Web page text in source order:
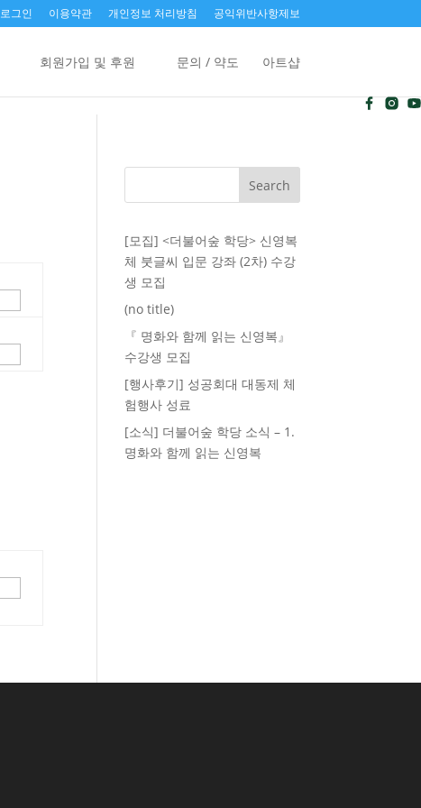
로그인 이용약관 개인정보 처리방침 공익위반사항제보
회원가입 및 후원 문의 / 약도 아트샵
[모집] <더불어숲 학당> 신영복
체 붓글씨 입문 강좌 (2차) 수강
생 모집
(no title)
​『 명화와 함께 읽는 신영복』
수강생 모집
[행사후기] 성공회대 대동제 체
험행사 성료
[소식] 더불어숲 학당 소식 – 1.
명화와 함께 읽는 신영복